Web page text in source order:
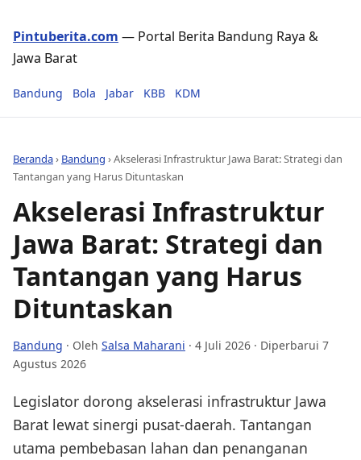
Pintuberita.com — Portal Berita Bandung Raya &
Jawa Barat
Bandung Bola Jabar KBB KDM
Beranda› Bandung ›Akselerasi Infrastruktur Jawa Barat: Strategi dan
Tantangan yang Harus Dituntaskan
Akselerasi Infrastruktur
Jawa Barat: Strategi dan
Tantangan yang Harus
Dituntaskan
Bandung · Oleh Salsa Maharani · 4 Juli 2026 · Diperbarui 7
Agustus 2026
Legislator dorong akselerasi infrastruktur Jawa
Barat lewat sinergi pusat-daerah. Tantangan
utama pembebasan lahan dan penanganan